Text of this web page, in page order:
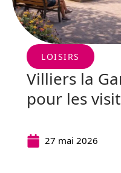
LOISIRS
Villiers la
pour les
27 mai 2026